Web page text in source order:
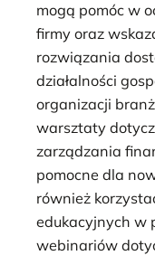
mogą pomóc w
firmy oraz
rozwiązania
działalności
organizacji
warsztaty
zarządzania
pomocne dla
również
edukacyjnych w
webinariów